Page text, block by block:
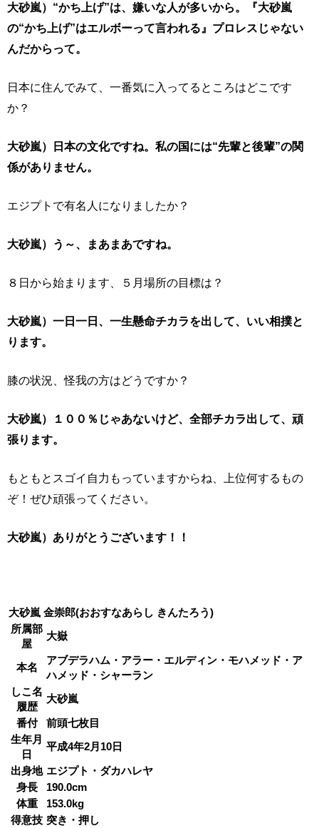
大砂嵐）“かち上げ”は、嫌いな人が多いから。『大砂嵐
の“かち上げ”はエルボーって言われる』プロレスじゃない
んだからって。
日本に住んでみて、一番気に入ってるところはどこです
か？
大砂嵐）日本の文化ですね。私の国には“先輩と後輩”の関
係がありません。
エジプトで有名人になりましたか？
大砂嵐）う～、まあまあですね。
８日から始まります、５月場所の目標は？
大砂嵐）一日一日、一生懸命チカラを出して、いい相撲と
ります。
膝の状況、怪我の方はどうですか？
大砂嵐）１００％じゃあないけど、全部チカラ出して、頑
張ります。
もともとスゴイ自力もっていますからね、上位何するもの
ぞ！ぜひ頑張ってください。
大砂嵐）ありがとうございます！！
大砂嵐 金崇郎(おおすなあらし きんたろう)
所属部
屋
大嶽
本名
アブデラハム・アラー・エルディン・モハメッド・ア
ハメッド・シャーラン
しこ名
履歴
大砂嵐
番付
前頭七枚目
生年月
日
平成4年2月10日
出身地 エジプト・ダカハレヤ
身長
190.0cm
体重
153.0kg
得意技 突き・押し